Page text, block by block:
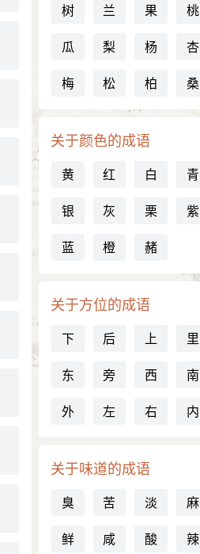
树
兰 果 桃
瓜
梨 杨 杏
梅
松 柏 桑
关于颜色的成语
黄 红 白 青
银
灰 栗 紫
蓝
橙 赭
关于方位的成语
下 后 上 里
东
旁 西 南
外
左 右 内
关于味道的成语
臭 苦 淡 麻
鲜
咸 酸 辣